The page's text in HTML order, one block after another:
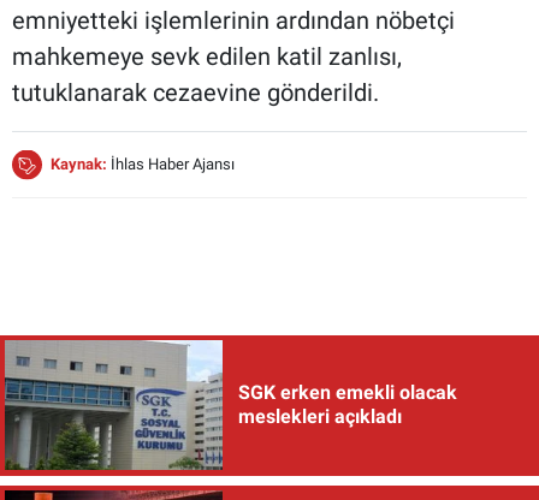
emniyetteki işlemlerinin ardından nöbetçi
mahkemeye sevk edilen katil zanlısı,
tutuklanarak cezaevine gönderildi.
Kaynak: İhlas Haber Ajansı
SGK erken emekli olacak
meslekleri açıkladı